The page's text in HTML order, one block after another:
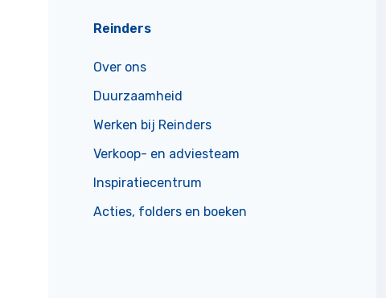
Reinders
Over ons
Duurzaamheid
Werken bij Reinders
Verkoop- en adviesteam
Inspiratiecentrum
Acties, folders en boeken